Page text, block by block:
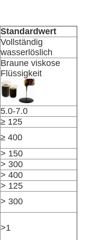
Standardwert
Vollständig
wasserlöslich
Braune viskose
Flüssigkeit
5.0-7.0
≥ 125
≥ 400
> 150
> 300
> 400
> 125
> 300
>1